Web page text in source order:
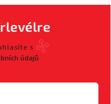
s
údajů